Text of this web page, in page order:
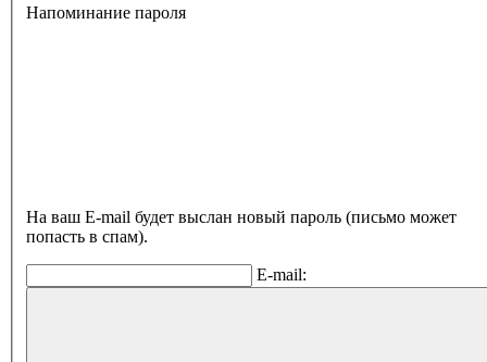
Напоминание пароля
На ваш E-mail будет выслан новый пароль (письмо может
попасть в спам).
E-mail: